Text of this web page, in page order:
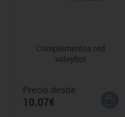
Complementos red
voleybol
Precio desde
10.07€